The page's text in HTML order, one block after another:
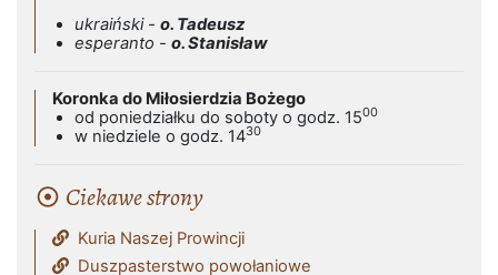
ukraiński - o. Tadeusz
esperanto - o. Stanisław
Koronka do Miłosierdzia Bożego
od poniedziałku do soboty o godz. 1500
w niedziele o godz. 1430
Ciekawe strony
Kuria Naszej Prowincji
Duszpasterstwo powołaniowe